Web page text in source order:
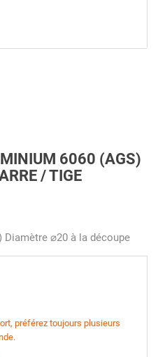
6060 (AGS)
/ TIGE
Diamètre ⌀20 à la découpe
préférez toujours plusieurs